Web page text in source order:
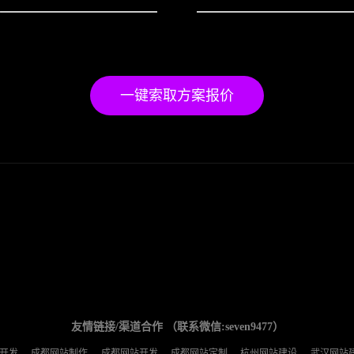
一键索取方案报价
友情链接/渠道合作 （联系微信:seven9477）